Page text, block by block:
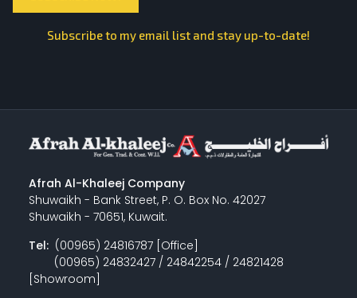
Subscribe to my email list and stay up-to-date!
Afrah Al-Khaleej Company
Shuwaikh - Bank Street, P. O. Box No. 42027
Shuwaikh - 70651, Kuwait.
Tel:(00965) 24816787 [Office]
(00965) 24832427 / 24842254 / 24821428
[Showroom]